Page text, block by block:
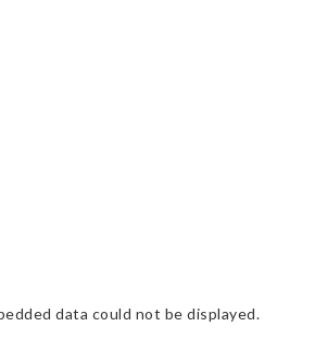
data could not be displayed.